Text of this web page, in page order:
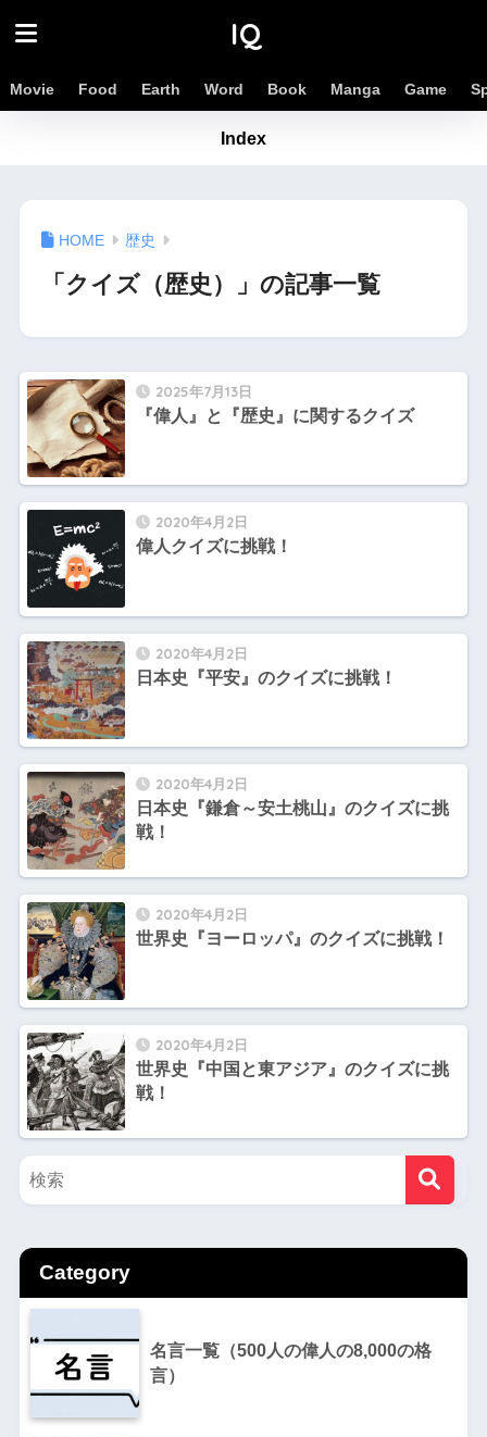
IQ
Movie Food Earth Word Book Manga Game
Index
歴史
「クイズ（歴史）」の記事一覧
2025年7月13日
『偉人』と『歴史』に関するクイズ
2020年4月2日
偉人クイズに挑戦！
2020年4月2日
日本史『平安』のクイズに挑戦！
2020年4月2日
日本史『鎌倉～安土桃山』のクイズに挑
戦！
2020年4月2日
世界史『ヨーロッパ』のクイズに挑戦！
2020年4月2日
世界史『中国と東アジア』のクイズに挑
戦！
Category
名言一覧（500人の偉人の8,000の格
言）